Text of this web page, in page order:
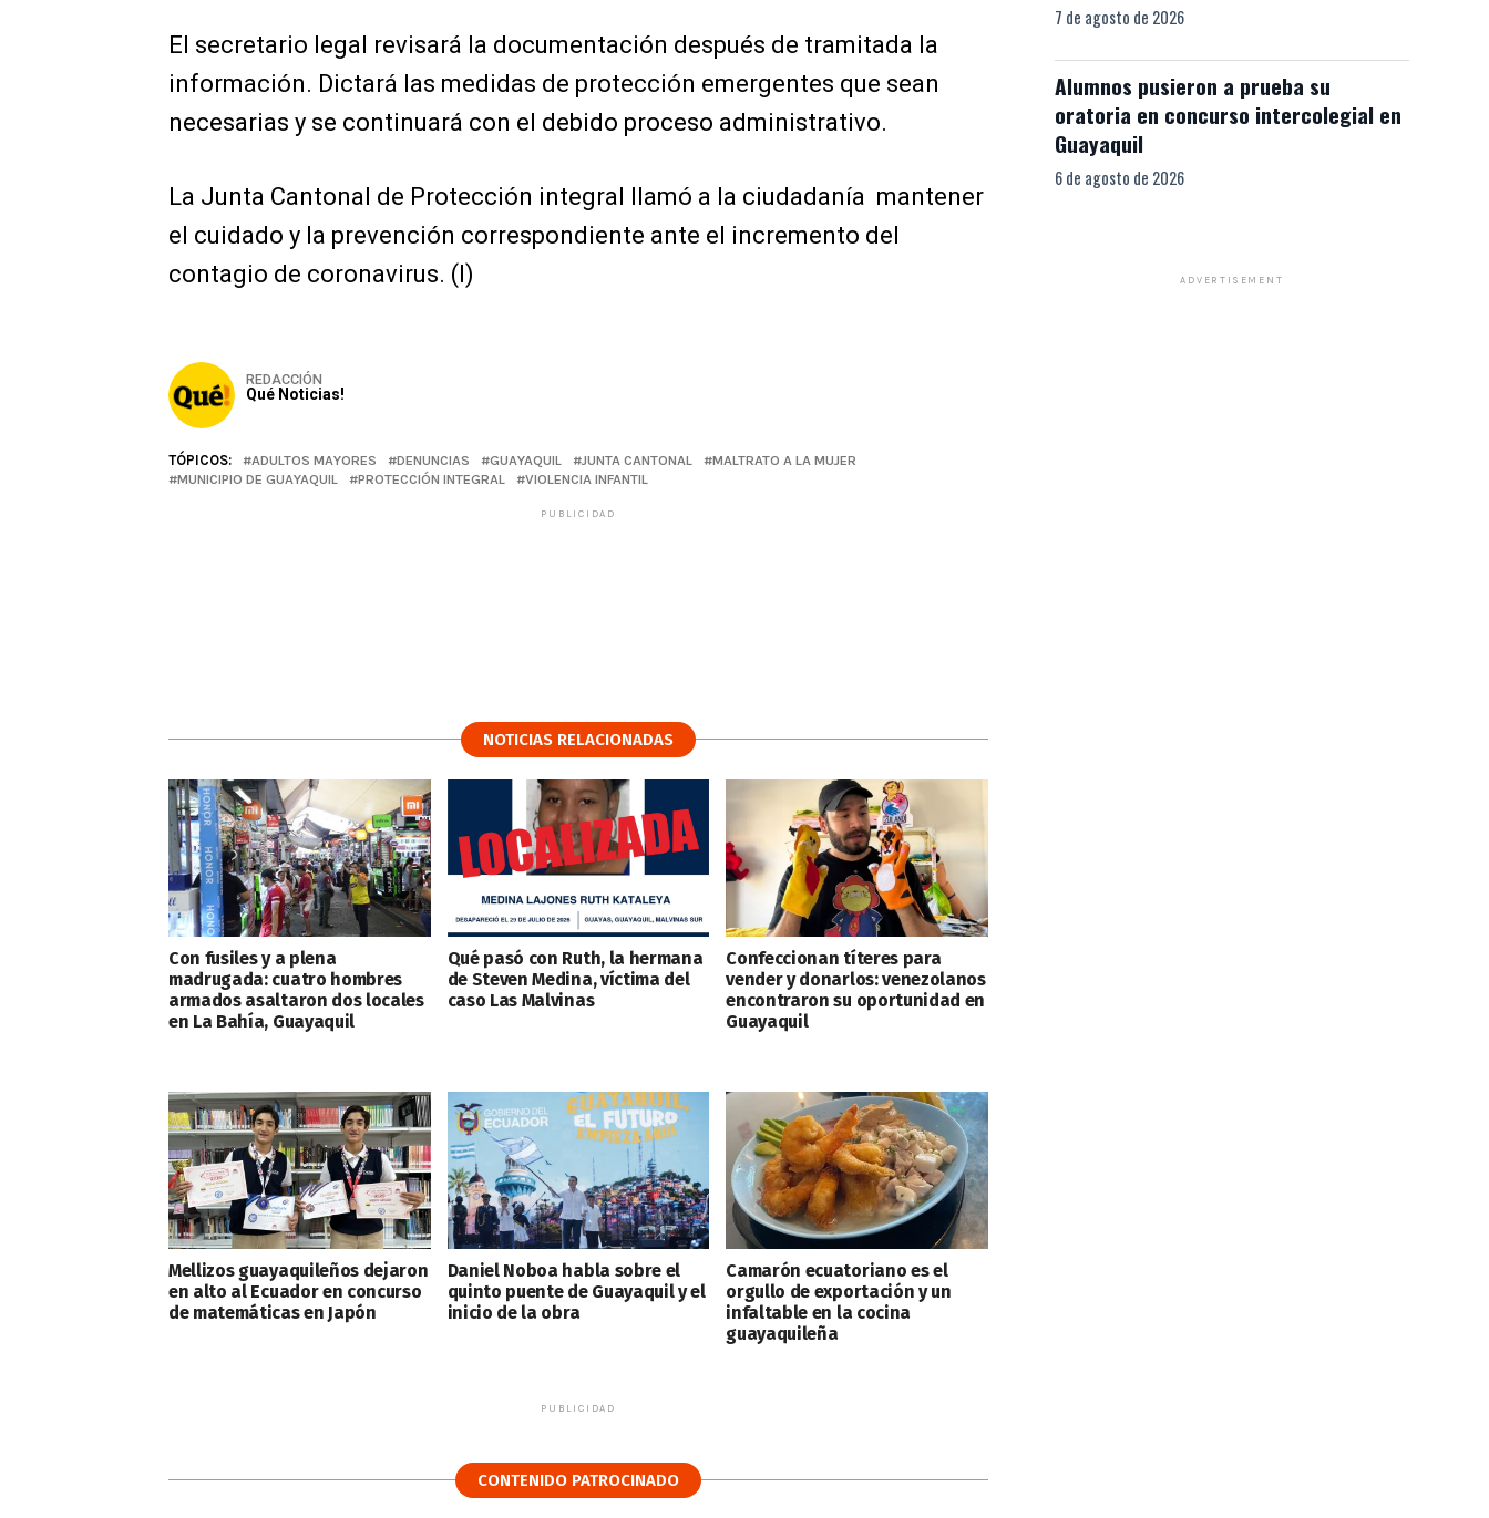
El secretario legal revisará la documentación después de tramitada la
información. Dictará las medidas de protección emergentes que sean
necesarias y se continuará con el debido proceso administrativo.
La Junta Cantonal de Protección integral llamó a la ciudadanía mantener
el cuidado y la prevención correspondiente ante el incremento del
contagio de coronavirus. (I)
REDACCIÓN
Qué Noticias!
TÓPICOS: ADULTOS MAYORES DENUNCIAS GUAYAQUIL JUNTA CANTONAL
MALTRATO A LA MUJER
MUNICIPIO DE GUAYAQUIL
PROTECCIÓN INTEGRAL VIOLENCIA INFANTIL
PUBLICIDAD
NOTICIAS RELACIONADAS
Con fusiles y a plena
madrugada: cuatro hombres
armados asaltaron dos locales
en La Bahía, Guayaquil
Qué pasó con Ruth, la hermana
de Steven Medina, víctima del
caso Las Malvinas
Confeccionan títeres para
vender y donarlos: venezolanos
encontraron su oportunidad en
Guayaquil
Mellizos guayaquileños dejaron
en alto al Ecuador en concurso
de matemáticas en Japón
Daniel Noboa habla sobre el
quinto puente de Guayaquil y el
inicio de la obra
Camarón ecuatoriano es el
orgullo de exportación y un
infaltable en la cocina
guayaquileña
PUBLICIDAD
CONTENIDO PATROCINADO
7 de agosto de 2026
Alumnos pusieron a prueba su
oratoria en concurso intercolegial en
Guayaquil
6 de agosto de 2026
ADVERTISEMENT